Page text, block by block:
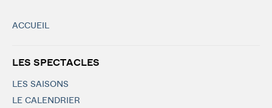
ACCUEIL
LES SPECTACLES
LES SAISONS
LE CALENDRIER